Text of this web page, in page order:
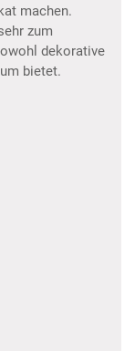
machen.
zum
dekorative
bietet.